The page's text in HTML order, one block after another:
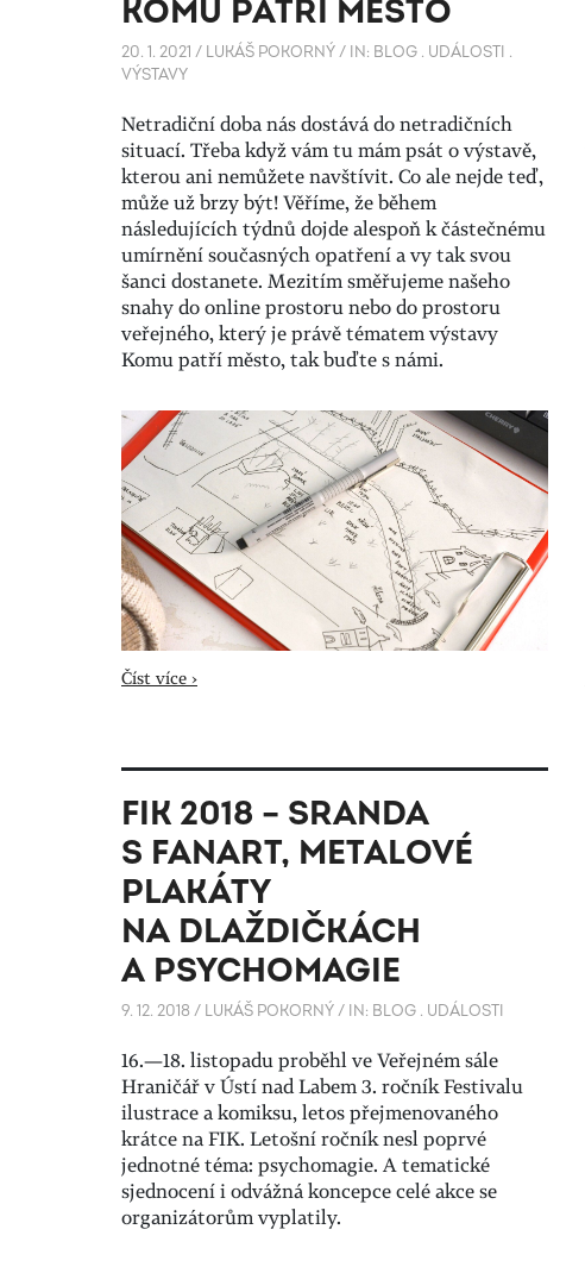
KOMU PATŘÍ MĚSTO
20. 1. 2021 / LUKÁŠ POKORNÝ/ IN: BLOG . UDÁLOSTI .
VÝSTAVY
Netradiční doba nás dostává do netradičních
situací. Třeba když vám tu mám psát o výstavě,
kterou ani nemůžete navštívit. Co ale nejde teď,
může už brzy být! Věříme, že během
následujících týdnů dojde alespoň k částečnému
umírnění současných opatření a vy tak svou
šanci dostanete. Mezitím směřujeme našeho
snahy do online prostoru nebo do prostoru
veřejného, který je právě tématem výstavy
Komu patří město, tak buďte s námi.
Číst více ›
FIK 2018 – SRANDA
S FANART, METALOVÉ
PLAKÁTY
NA DLAŽDIČKÁCH
A PSYCHOMAGIE
9. 12. 2018 / LUKÁŠ POKORNÝ/ IN: BLOG . UDÁLOSTI
16.—18. listopadu proběhl ve Veřejném sále
Hraničář v Ústí nad Labem 3. ročník Festivalu
ilustrace a komiksu, letos přejmenovaného
krátce na FIK. Letošní ročník nesl poprvé
jednotné téma: psychomagie. A tematické
sjednocení i odvážná koncepce celé akce se
organizátorům vyplatily.